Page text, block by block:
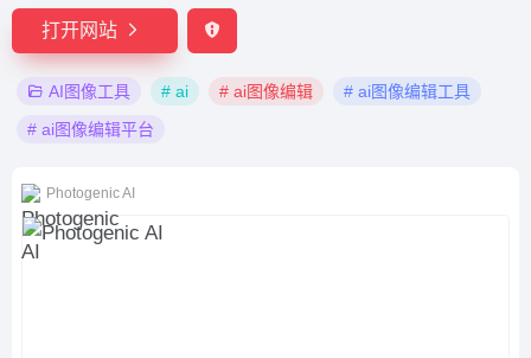
打开网站
AI图像工具 # ai # ai图像编辑
# ai图像编辑工具
# ai图像编辑平台
Photogenic AI